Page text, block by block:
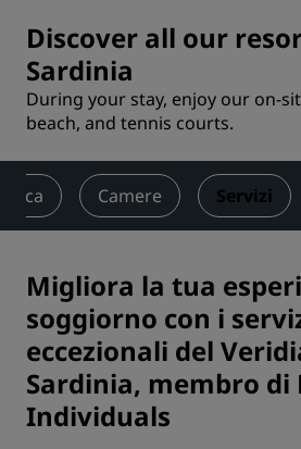
Discover all our
Sardinia
During your stay, enjoy our on-
beach, and tennis courts.
Camere Servizi
Migliora la tua
soggiorno con i
eccezionali del
Sardinia, membro di
Individuals